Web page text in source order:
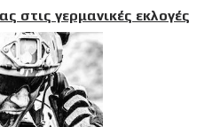
στις γερμανικές εκλογές